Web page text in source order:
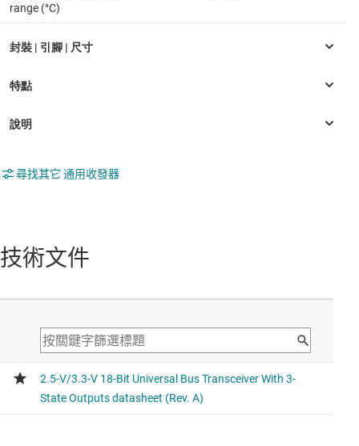
range (°C)
尋找其它 通用收發器
技術文件